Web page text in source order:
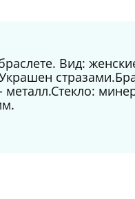
Вид: